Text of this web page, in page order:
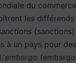
du
les différends
(sanctions)
à un pays pour des
embargo